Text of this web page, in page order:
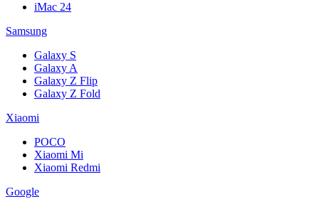
iMac 24
Samsung
Galaxy S
Galaxy A
Galaxy Z Flip
Galaxy Z Fold
Xiaomi
POCO
Xiaomi Mi
Xiaomi Redmi
Google